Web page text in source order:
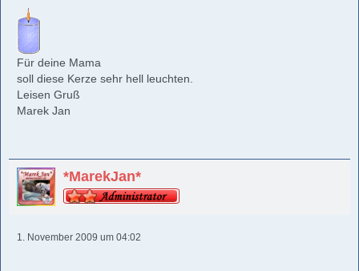
Für deine Mama
soll diese Kerze sehr hell leuchten.
Leisen Gruß
Marek Jan
*MarekJan*
1. November 2009 um 04:02